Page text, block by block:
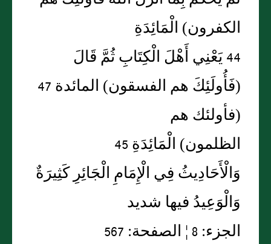
الكفرون) الْمَائِدَةِ
44 يَعْنِي أَهْلَ الْكِتَابِ ثُمَّ قَالَ
(فَأُولَئِكَ هم الفسقون) المائدة 47
(فأولئك هم
الظلمون) الْمَائِدَةِ 45
وَالْأَحَادِيثُ فِي الْإِمَامِ الْجَائِرِ كَثِيرَةٌ
وَالْوَعِيدُ فيها شديد
الجزء: 8 ¦ الصفحة: 567